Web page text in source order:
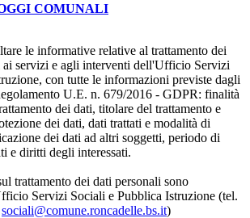
COMUNALI
le informative relative al trattamento dei
ai servizi e agli interventi dell'Ufficio Servizi
con tutte le informazioni previste dagli
U.E. n. 679/2016 - GDPR: finalità
dei dati, titolare del trattamento e
dei dati, dati trattati e modalità di
dei dati ad altri soggetti, periodo di
e diritti degli interessati.
trattamento dei dati personali sono
Servizi Sociali e Pubblica Istruzione (tel.
sociali@comune.roncadelle.bs.it)